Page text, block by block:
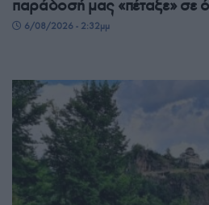
παράδοσή μας «πέταξε» σε
6/08/2026 - 2:32μμ